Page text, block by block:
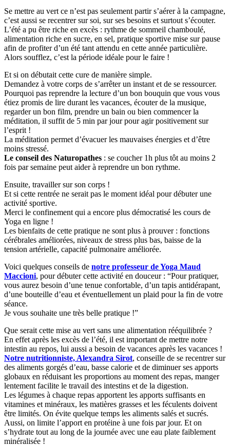
Se mettre au vert ce n’est pas seulement partir s’aérer à la campagne,
c’est aussi se recentrer sur soi, sur ses besoins et surtout s’écouter.
L’été a pu être riche en excès : rythme de sommeil chamboulé,
alimentation riche en sucre, en sel, pratique sportive mise sur pause
afin de profiter d’un été tant attendu en cette année particulière.
Alors soufflez, c’est la période idéale pour le faire !
Et si on débutait cette cure de manière simple.
Demandez à votre corps de s’arrêter un instant et de se ressourcer.
Pourquoi pas reprendre la lecture d’un bon bouquin que vous vous
étiez promis de lire durant les vacances, écouter de la musique,
regarder un bon film, prendre un bain ou bien commencer la
méditation, il suffit de 5 min par jour pour agir positivement sur
l’esprit !
La méditation permet d’évacuer les mauvaises énergies et d’être
moins stressé.
Le conseil des Naturopathes : se coucher 1h plus tôt au moins 2
fois par semaine peut aider à reprendre un bon rythme.
Ensuite, travailler sur son corps !
Et si cette rentrée ne serait pas le moment idéal pour débuter une
activité sportive.
Merci le confinement qui a encore plus démocratisé les cours de
Yoga en ligne !
Les bienfaits de cette pratique ne sont plus à prouver : fonctions
cérébrales améliorées, niveaux de stress plus bas, baisse de la
tension artérielle, capacité pulmonaire améliorée.
Voici quelques conseils de notre professeur de Yoga Maud
Maccioni, pour débuter cette activité en douceur : “Pour pratiquer,
vous aurez besoin d’une tenue confortable, d’un tapis antidérapant,
d’une bouteille d’eau et éventuellement un plaid pour la fin de votre
séance.
Je vous souhaite une très belle pratique !”
Que serait cette mise au vert sans une alimentation rééquilibrée ?
En effet après les excès de l’été, il est important de mettre notre
intestin au repos, lui aussi a besoin de vacances après les vacances !
Notre nutritionniste, Alexandra Sirot, conseille de se recentrer sur
des aliments gorgés d’eau, basse calorie et de diminuer ses apports
globaux en réduisant les proportions au moment des repas, manger
lentement facilite le travail des intestins et de la digestion.
Les légumes à chaque repas apportent les apports suffisants en
vitamines et minéraux, les matières grasses et les féculents doivent
être limités. On évite quelque temps les aliments salés et sucrés.
Aussi, on limite l’apport en protéine à une fois par jour. Et on
s’hydrate tout au long de la journée avec une eau plate faiblement
minéralisée !